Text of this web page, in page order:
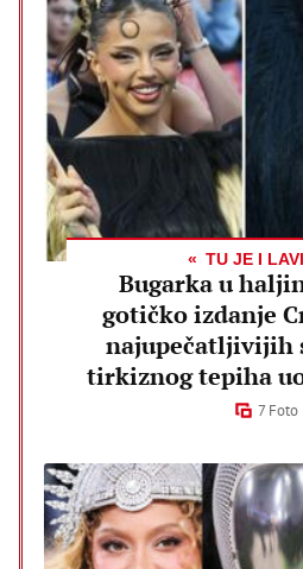
TU JE I
Bugarka u
gotičko izdanje
najupečatljivijih
tirkiznog tepiha
7 Foto